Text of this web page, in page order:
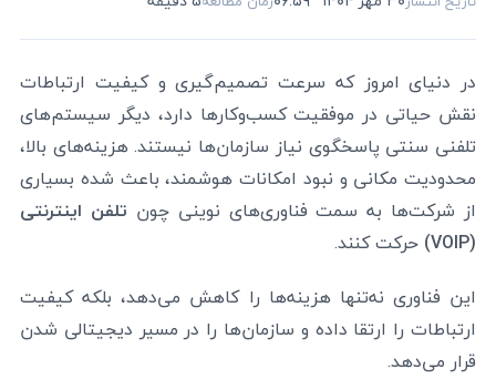
در دنیای امروز که سرعت تصمیم‌گیری و کیفیت ارتباطات
نقش حیاتی در موفقیت کسب‌وکارها دارد، دیگر سیستم‌های
تلفنی سنتی پاسخگوی نیاز سازمان‌ها نیستند. هزینه‌های بالا،
محدودیت مکانی و نبود امکانات هوشمند، باعث شده بسیاری
از شرکت‌ها به سمت فناوری‌های نوینی چون تلفن اینترنتی
(VOIP)
حرکت کنند.
این فناوری نه‌تنها هزینه‌ها را کاهش می‌دهد، بلکه کیفیت
ارتباطات را ارتقا داده و سازمان‌ها را در مسیر دیجیتالی شدن
قرار می‌دهد.